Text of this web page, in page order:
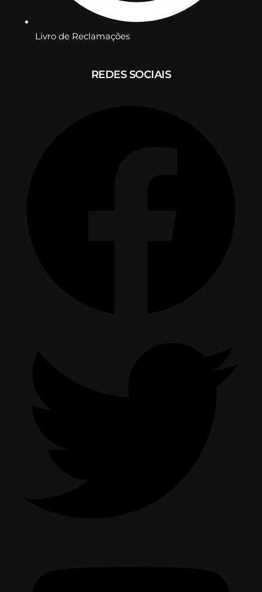
Livro de Reclamações
REDES SOCIAIS